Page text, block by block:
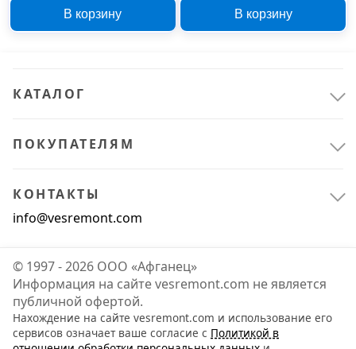
В корзину В корзину
КАТАЛОГ
ПОКУПАТЕЛЯМ
КОНТАКТЫ
info@vesremont.com
© 1997 - 2026 ООО «Афганец»
Информация на сайте vesremont.com не является
публичной офертой.
Нахождение на сайте vesremont.com и использование его
сервисов означает ваше согласие с Политикой в